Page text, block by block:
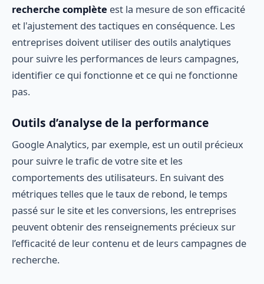
recherche complète est la mesure de son efficacité
et l'ajustement des tactiques en conséquence. Les
entreprises doivent utiliser des outils analytiques
pour suivre les performances de leurs campagnes,
identifier ce qui fonctionne et ce qui ne fonctionne
pas.
Outils d’analyse de la performance
Google Analytics, par exemple, est un outil précieux
pour suivre le trafic de votre site et les
comportements des utilisateurs. En suivant des
métriques telles que le taux de rebond, le temps
passé sur le site et les conversions, les entreprises
peuvent obtenir des renseignements précieux sur
l’efficacité de leur contenu et de leurs campagnes de
recherche.